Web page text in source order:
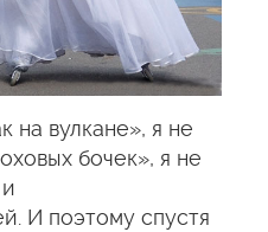
на вулкане», я не
бочек», я не
И поэтому спустя